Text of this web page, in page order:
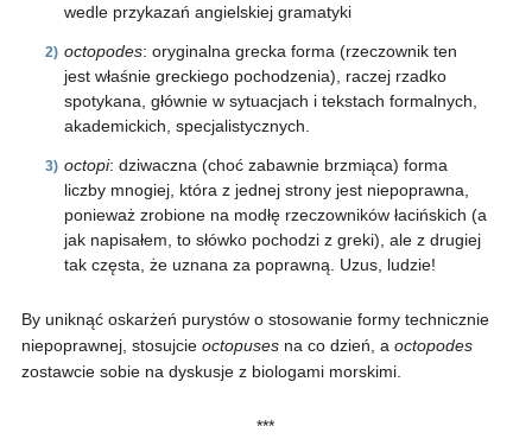
wedle przykazań angielskiej gramatyki
octopodes: oryginalna grecka forma (rzeczownik ten
jest właśnie greckiego pochodzenia), raczej rzadko
spotykana, głównie w sytuacjach i tekstach formalnych,
akademickich, specjalistycznych.
octopi: dziwaczna (choć zabawnie brzmiąca) forma
liczby mnogiej, która z jednej strony jest niepoprawna,
ponieważ zrobione na modłę rzeczowników łacińskich (a
jak napisałem, to słówko pochodzi z greki), ale z drugiej
tak częsta, że uznana za poprawną. Uzus, ludzie!
By uniknąć oskarżeń purystów o stosowanie formy technicznie
niepoprawnej, stosujcie octopusesna co dzień, a octopodes
zostawcie sobie na dyskusje z biologami morskimi.
***